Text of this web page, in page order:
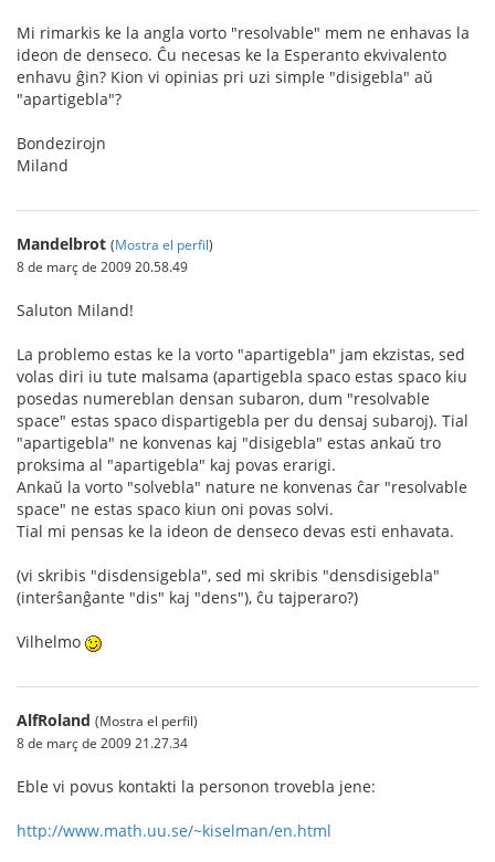
Mi rimarkis ke la angla vorto "resolvable" mem ne enhavas la
ideon de denseco. Ĉu necesas ke la Esperanto ekvivalento
enhavu ĝin? Kion vi opinias pri uzi simple "disigebla" aŭ
"apartigebla"?
Bondezirojn
Miland
Mandelbrot (Mostra el perfil)
8 de març de 2009 20.58.49
Saluton Miland!
La problemo estas ke la vorto "apartigebla" jam ekzistas, sed
volas diri iu tute malsama (apartigebla spaco estas spaco kiu
posedas numereblan densan subaron, dum "resolvable
space" estas spaco dispartigebla per du densaj subaroj). Tial
"apartigebla" ne konvenas kaj "disigebla" estas ankaŭ tro
proksima al "apartigebla" kaj povas erarigi.
Ankaŭ la vorto "solvebla" nature ne konvenas ĉar "resolvable
space" ne estas spaco kiun oni povas solvi.
Tial mi pensas ke la ideon de denseco devas esti enhavata.
(vi skribis "disdensigebla", sed mi skribis "densdisigebla"
(interŝanĝante "dis" kaj "dens"), ĉu tajperaro?)
Vilhelmo
AlfRoland (Mostra el perfil)
8 de març de 2009 21.27.34
Eble vi povus kontakti la personon trovebla jene:
http://www.math.uu.se/~kiselman/en.html